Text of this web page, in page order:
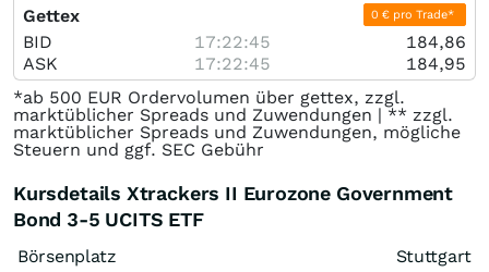
Gettex 0 € pro Trade*
BID 17:22:45
184,86
ASK
17:22:45
184,95
*ab 500 EUR Ordervolumen über gettex, zzgl.
marktüblicher Spreads und Zuwendungen | ** zzgl.
marktüblicher Spreads und Zuwendungen, mögliche
Steuern und ggf. SEC Gebühr
Kursdetails Xtrackers II Eurozone Government
Bond 3-5 UCITS ETF
Börsenplatz
Stuttgart